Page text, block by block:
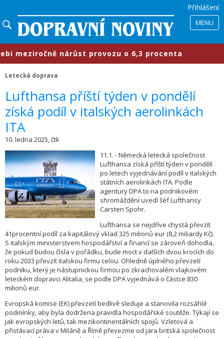
Přihlášení
MENU
nárůst provozu o 6,3 procenta
Letecká doprava
​Lufthansa příští týden v pondělí
získá podíl v italských aerolinkách
ITA
10. ledna 2025, čtk
11.1. - Německá letecká společnost
Lufthansa získá příští týden v pondělí
po letech vyjednávání podíl v italských
státních aerolinkách ITA. Podle
agentury DPA to na podnikovém
shromáždění uvedl šéf Lufthansy
Carsten Spohr.
Lufthansa se nejdříve chystá převzít
41procentní podíl za kapitálový vklad 325 milionů eur (8,2 miliardy Kč).
S italským ministerstvem hospodářství a financí se zároveň dohodla,
že pokud budou čísla v pořádku, bude moct v dalších dvou krocích do
roku 2033 převzít italskou firmu celou. Ohledně úplného převzetí
podniku, který je nástupnickou firmou po zkrachovalém vlajkovém
leteckém dopravci Alitalia, se podle DPA vyjednává o částce 830
milionů eur.
Evropská komise (EK) převzetí bedlivě sleduje a stanovila rozsáhlé
podmínky, aby byla dodržena pravidla hospodářské soutěže. Týkají se
jak evropských letů, tak mezikontinentálních spojů. Vzletová a
přistávací práva v Miláně a Římě převezme od jara britská společnost